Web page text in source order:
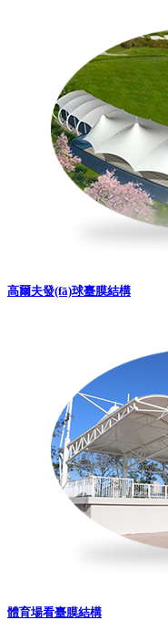
高爾夫發(fā)球臺膜結構
體育場看臺膜結構